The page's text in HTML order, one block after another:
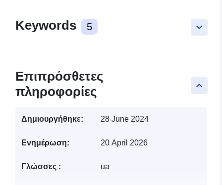
keyboard_arrow_down
Keywords 5
keyboard_arrow_up
Επιπρόσθετες
πληροφορίες
Δημιουργήθηκε: 28 June 2024
Ενημέρωση: 20 April 2026
Γλώσσες : ua